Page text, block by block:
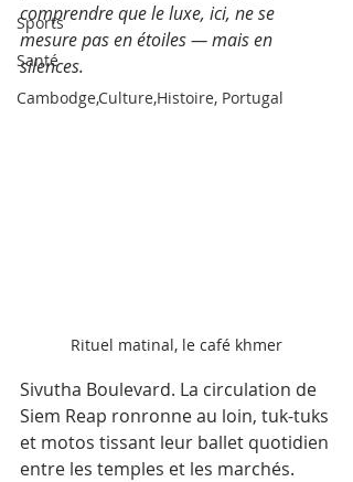
Sports
Santé
Cambodge,Culture,Histoire, Portugal
comprendre que le luxe, ici, ne se
mesure pas en étoiles — mais en
silences.
Rituel matinal, le café khmer
Sivutha Boulevard. La circulation de
Siem Reap ronronne au loin, tuk-tuks
et motos tissant leur ballet quotidien
entre les temples et les marchés.